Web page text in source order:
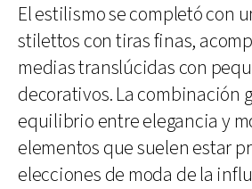
El estilismo se completó con
stilettos con tiras finas,
medias translúcidas con
decorativos. La combinación
equilibrio entre elegancia y
elementos que suelen estar
elecciones de moda de la